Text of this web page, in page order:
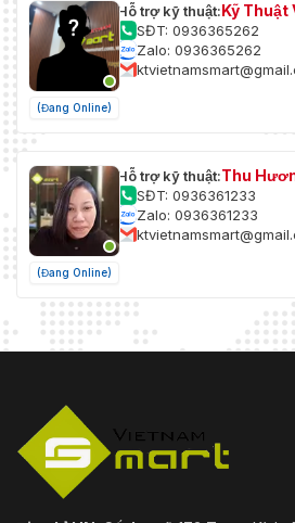
(Đang Online)
Hỗ trợ kỹ thuật:Kỹ Thuật
SĐT: 0936365262
Zalo: 0936365262
(Đang Online)
Hỗ trợ kỹ thuật:Thu
SĐT: 0936361233
Zalo: 0936361233